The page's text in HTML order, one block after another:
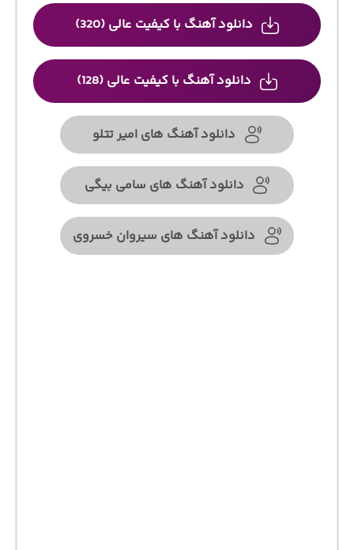
دانلود آهنگ با کیفیت عالی (320)
دانلود آهنگ با کیفیت عالی (128)
دانلود آهنگ های امیر تتلو
دانلود آهنگ های سامی بیگی
دانلود آهنگ های سیروان خسروی